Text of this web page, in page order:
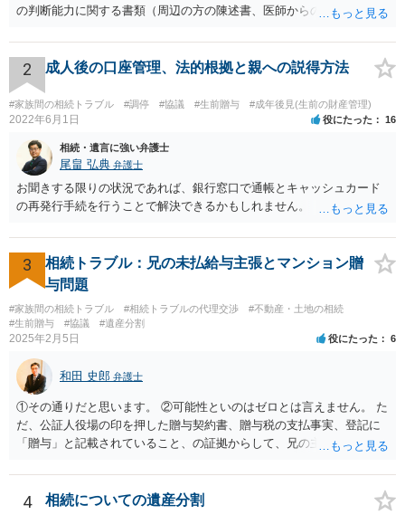
の判断能力に関する書類（周辺の方の陳述書、医師からの聴取書等）
をしていただければそこから先は進むのではないかと存じます。 ま
た、Aさんの意向を酌みすぎるあまりに後見申立ができない状況にして
いる施設の問題もありますので、当該地域の地域包括支援センターに
ご相談されるのもひとつの方法です。
2 成人後の口座管理、法的根拠と親への説得方法
#家族間の相続トラブル #調停 #協議 #生前贈与 #成年後見(生前の財産管理)
2022年6月1日 役にたった 16
相続・遺言に強い弁護士
尾畠 弘典 弁護士
お聞きする限りの状況であれば、銀行窓口で通帳とキャッシュカード
の再発行手続を行うことで解決できるかもしれません。
3
相続トラブル：兄の未払給与主張とマンション贈
与問題
#家族間の相続トラブル #相続トラブルの代理交渉
#不動産・土地の相続
#生前贈与
#協議 #遺産分割
2025年2月5日 役にたった 6
和田 史郎 弁護士
①その通りだと思います。 ②可能性といのはゼロとは言えません。 た
だ、公証人役場の印を押した贈与契約書、贈与税の支払事実、登記に
「贈与」と記載されていること、の証拠からして、兄の主張は通らな
わなければ、遺産分割調停を申し立てて進めるのがベターのような気
がしますね。
4 相続についての遺産分割